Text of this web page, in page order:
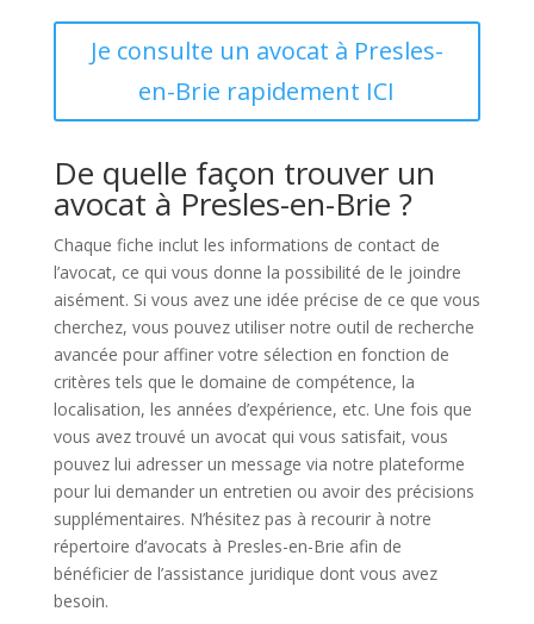
Je consulte un avocat à Presles-
en-Brie rapidement ICI
De quelle façon trouver un
avocat à Presles-en-Brie ?
Chaque fiche inclut les informations de contact de
l’avocat, ce qui vous donne la possibilité de le joindre
aisément. Si vous avez une idée précise de ce que vous
cherchez, vous pouvez utiliser notre outil de recherche
avancée pour affiner votre sélection en fonction de
critères tels que le domaine de compétence, la
localisation, les années d’expérience, etc. Une fois que
vous avez trouvé un avocat qui vous satisfait, vous
pouvez lui adresser un message via notre plateforme
pour lui demander un entretien ou avoir des précisions
supplémentaires. N’hésitez pas à recourir à notre
répertoire d’avocats à Presles-en-Brie afin de
bénéficier de l’assistance juridique dont vous avez
besoin.